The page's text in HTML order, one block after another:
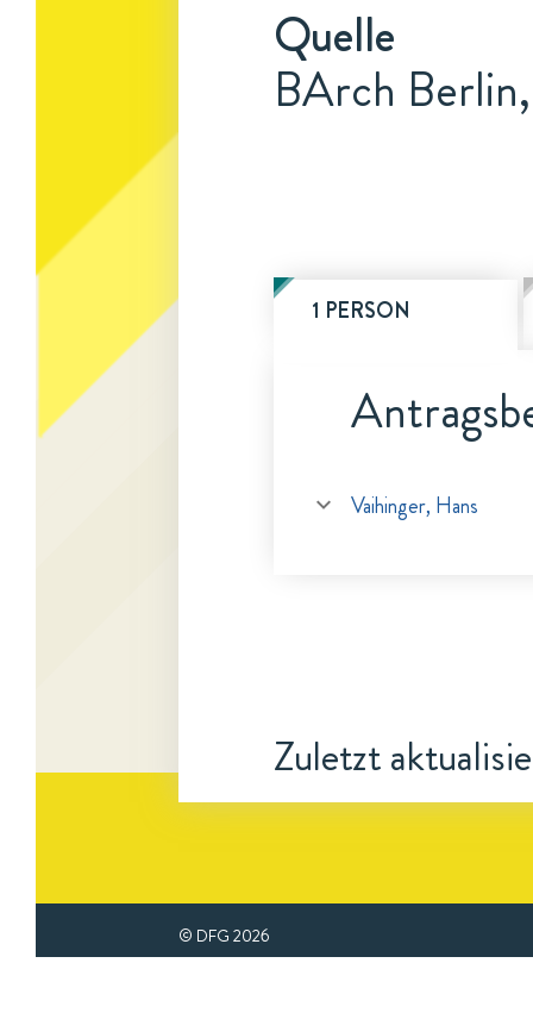
Quelle
BArch
1 PERSON
Vaihinger, Hans
Zuletzt
© DFG 2026